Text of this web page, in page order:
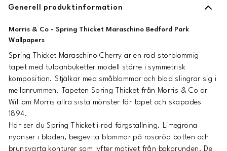
Generell produktinformation
Morris & Co - Spring Thicket Maraschino Bedford Park
Wallpapers
Spring Thicket Maraschino Cherry är en röd storblommig
tapet med tulpanbuketter modell större i symmetrisk
komposition. Stjälkar med småblommor och blad slingrar sig i
mellanrummen. Tapeten Spring Thicket från Morris & Co är
William Morris allra sista mönster för tapet och skapades
1894.
Här ser du Spring Thicket i röd färgställning. Limegröna
nyanser i bladen, beigevita blommor på rosaröd botten och
brunsvarta konturer som lyfter motivet från bakgrunden. De